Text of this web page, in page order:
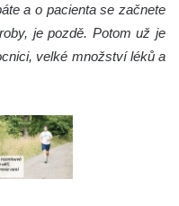
a o pacienta se začnete
je pozdě. Potom už je
velké množství léků a